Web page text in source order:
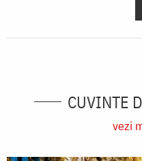
CUVINTE
vezi